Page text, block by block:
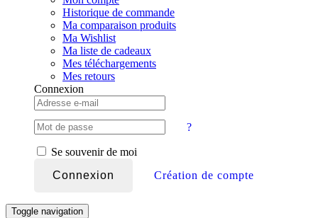
Historique de commande
Ma comparaison produits
Ma Wishlist
Ma liste de cadeaux
Mes téléchargements
Mes retours
Connexion
?
Se souvenir de moi
Connexion
Création de compte
Toggle navigation